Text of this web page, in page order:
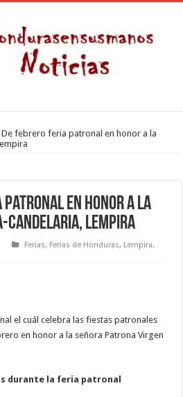
De febrero feria patronal en honor a la
patronal en honor a la
Candelaria, Lempira
Ferias, Ferias de Honduras, Lempira.
el cuál celebra las fiestas patronales
en honor a la señora Patrona Virgen
durante la feria patronal